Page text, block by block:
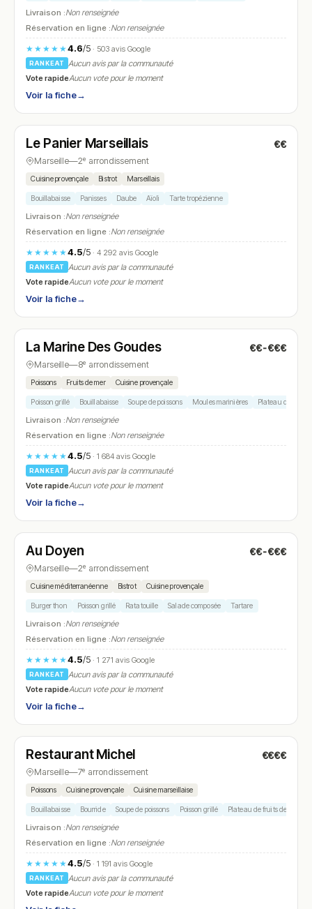
Livraison :Non renseignée
Réservation en ligne :Non renseignée
★★★★★4.6/5· 503 avis Google
RANKEAT
Aucun avis par la communauté
Vote rapideAucun vote pour le moment
Voir la fiche→
N° 15
Le Panier Marseillais €€
Marseille—2ᵉ arrondissement
Cuisine provençale Bistrot Marseillais
Bouillabaisse Panisses Daube Aïoli Tarte tropézienne
Livraison :Non renseignée
Réservation en ligne :Non renseignée
★★★★★4.5/5· 4 292 avis Google
RANKEAT
Aucun avis par la communauté
Vote rapideAucun vote pour le moment
Voir la fiche→
N° 16
La Marine Des Goudes €€-€€€
Marseille—8ᵉ arrondissement
Poissons Fruits de mer Cuisine provençale
Poisson grillé Bouillabaisse Soupe de poissons Moules marinières Plateau de fruits
Livraison :Non renseignée
Réservation en ligne :Non renseignée
★★★★★4.5/5· 1 684 avis Google
RANKEAT
Aucun avis par la communauté
Vote rapideAucun vote pour le moment
Voir la fiche→
N° 17
Au Doyen €€-€€€
Marseille—2ᵉ arrondissement
Cuisine méditerranéenne Bistrot Cuisine provençale
Burger thon Poisson grillé Ratatouille Salade composée Tartare
Livraison :Non renseignée
Réservation en ligne :Non renseignée
★★★★★4.5/5· 1 271 avis Google
RANKEAT
Aucun avis par la communauté
Vote rapideAucun vote pour le moment
Voir la fiche→
N° 18
Restaurant Michel €€€€
Marseille—7ᵉ arrondissement
Poissons Cuisine provençale Cuisine marseillaise
Bouillabaisse Bourride Soupe de poissons Poisson grillé Plateau de fruits de mer
Livraison :Non renseignée
Réservation en ligne :Non renseignée
★★★★★4.5/5· 1 191 avis Google
RANKEAT
Aucun avis par la communauté
Vote rapideAucun vote pour le moment